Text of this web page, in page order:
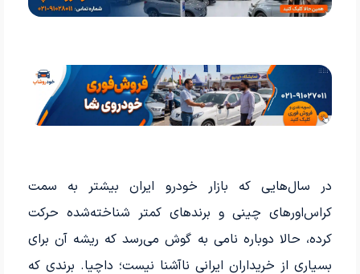
در سال‌هایی که بازار خودرو ایران بیشتر به سمت
کراس‌اورهای چینی و برندهای کمتر شناخته‌شده حرکت
کرده، حالا دوباره نامی به گوش می‌رسد که ریشه آن برای
بسیاری از خریداران ایرانی ناآشنا نیست؛ داچیا. برندی که